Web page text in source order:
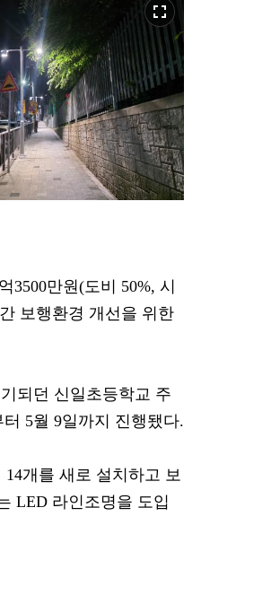
fullscreen
3500만원(도비 50%, 시
보행환경 개선을 위한
되던 신일초등학교 주
5월 9일까지 진행됐다.
개를 새로 설치하고 보
LED 라인조명을 도입